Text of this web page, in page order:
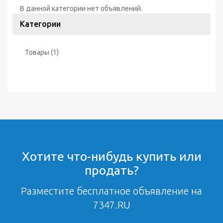
В данной категории нет объявлений.
Категории
Товары (1)
Хотите что-нибудь купить или
продать?
Разместите бесплатное объявление на
7347.RU